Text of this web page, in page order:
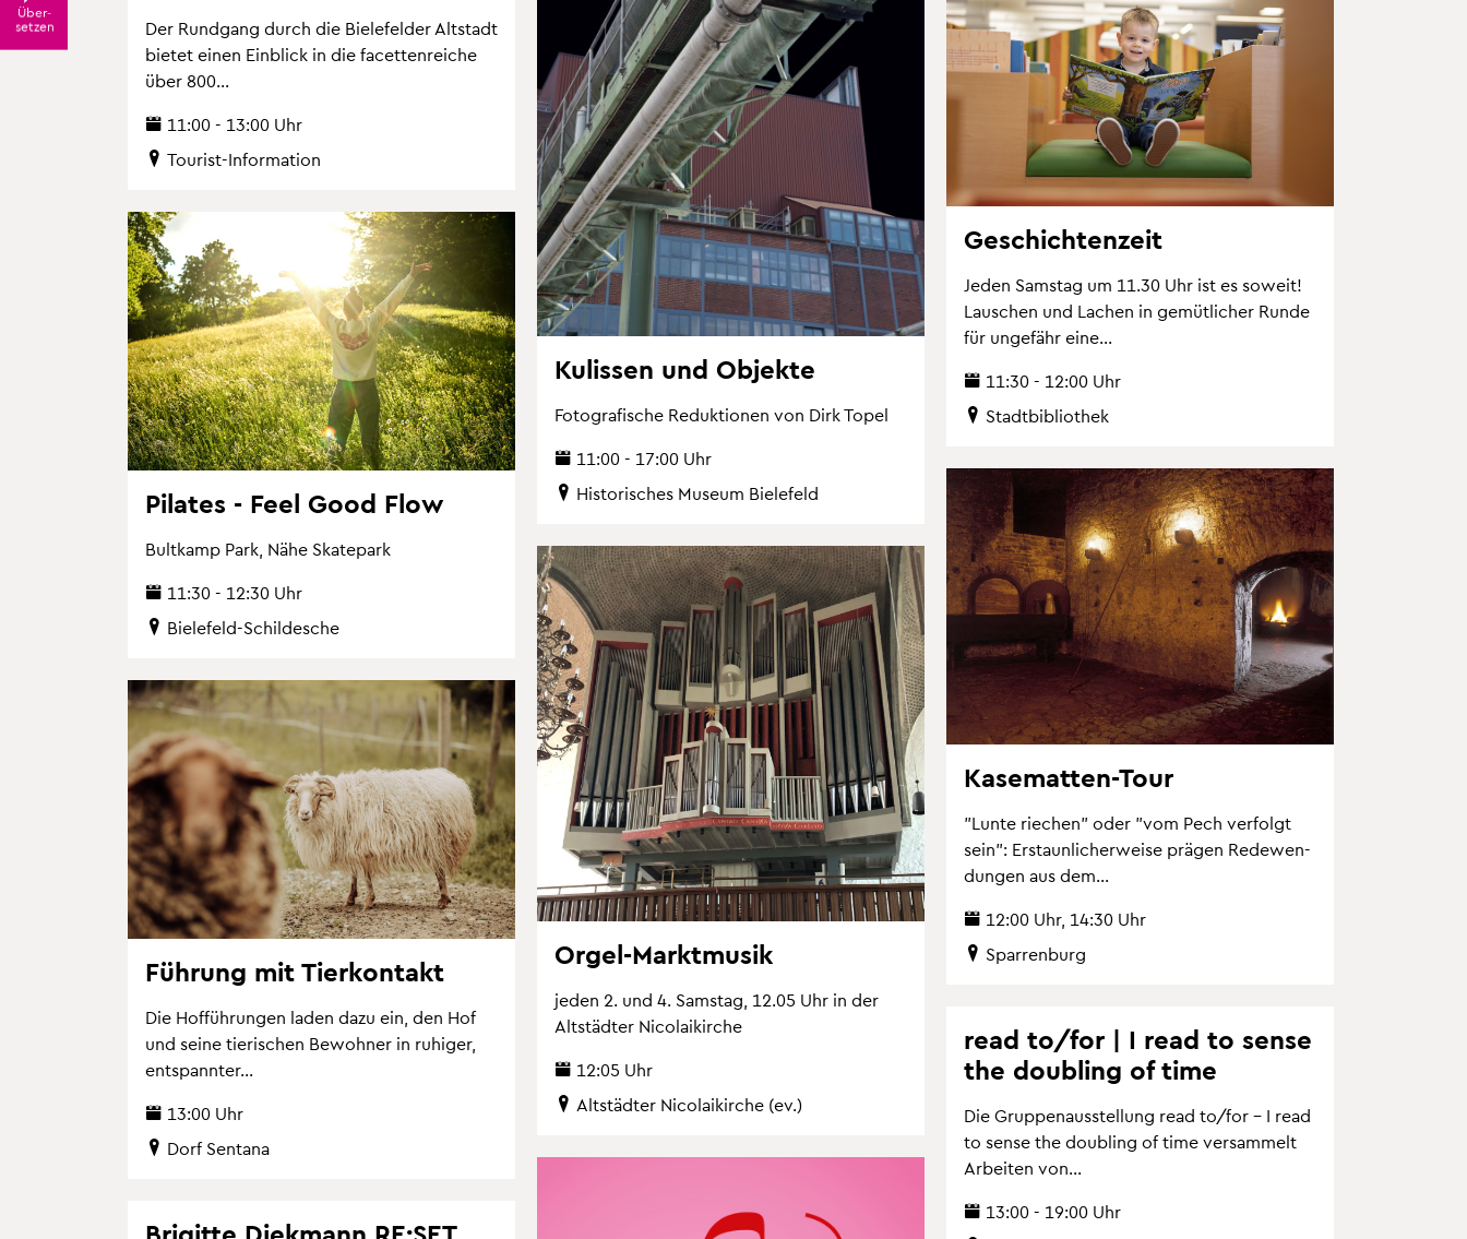
Über­
set­zen
Der Rund­gang durch die Bie­le­fel­der Alt­stadt
bie­tet einen Ein­blick in die fa­cet­ten­rei­che
über 800...
11:00 - 13:00 Uhr
Tou­rist-In­for­ma­ti­on
Ku­lis­sen und Ob­jek­te
Fo­to­gra­fi­sche Re­duk­tio­nen von Dirk Topel
11:00 - 17:00 Uhr
His­to­ri­sches Mu­se­um Bie­le­feld
Ge­schich­ten­zeit
Jeden Sams­tag um 11.30 Uhr ist es so­weit!
Lau­schen und La­chen in ge­müt­li­cher Runde
für un­ge­fähr eine...
11:30 - 12:00 Uhr
Stadt­bi­blio­thek
Pi­la­tes - Feel Good Flow
Bult­kamp Park, Nähe Skate­park
11:30 - 12:30 Uhr
Bie­le­feld-Schil­desche
Ka­se­mat­ten-Tour
"Lunte rie­chen" oder "vom Pech ver­folgt
sein": Er­staun­li­cher­wei­se prä­gen Re­de­wen­
dun­gen aus dem...
12:00 Uhr, 14:30 Uhr
Spar­ren­burg
Orgel-Markt­mu­sik
jeden 2. und 4. Sams­tag, 12.05 Uhr in der
Alt­städ­ter Ni­co­la­i­kir­che
12:05 Uhr
Alt­städ­ter Ni­co­la­i­kir­che (ev.)
Füh­rung mit Tier­kon­takt
Die Hof­füh­run­gen laden dazu ein, den Hof
und seine tie­ri­schen Be­woh­ner in ru­hi­ger,
ent­spann­ter...
13:00 Uhr
Dorf Sen­t­a­na
read to/for | I read to sense
the dou­bling of time
Die Grup­pen­aus­stel­lung read to/for – I read
to sense the dou­bling of time ver­sam­melt
Ar­bei­ten von...
13:00 - 19:00 Uhr